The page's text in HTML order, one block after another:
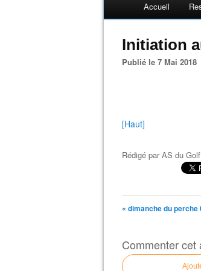
Accueil
Initiation
Publié le 7 Mai 2018
[Haut]
Rédigé parAS du
« dimanche du perche
Commenter cet